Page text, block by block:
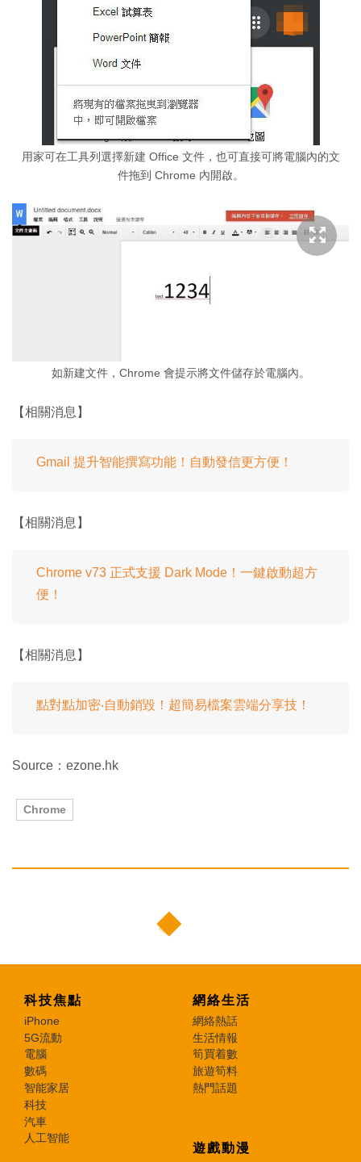
用家可在工具列選擇新建 Office 文件，也可直接可將電腦內的文
件拖到 Chrome 內開啟。
如新建文件，Chrome 會提示將文件儲存於電腦內。
【相關消息】
Gmail 提升智能撰寫功能！自動發信更方便！
【相關消息】
Chrome v73 正式支援 Dark Mode！一鍵啟動超方
便！
【相關消息】
點對點加密‧自動銷毀！超簡易檔案雲端分享技！
Source：ezone.hk
Chrome
科技焦點
iPhone
5G流動
電腦
數碼
智能家居
科技
汽車
人工智能
網絡生活
網絡熱話
生活情報
筍買着數
旅遊筍料
熱門話題
遊戲動漫